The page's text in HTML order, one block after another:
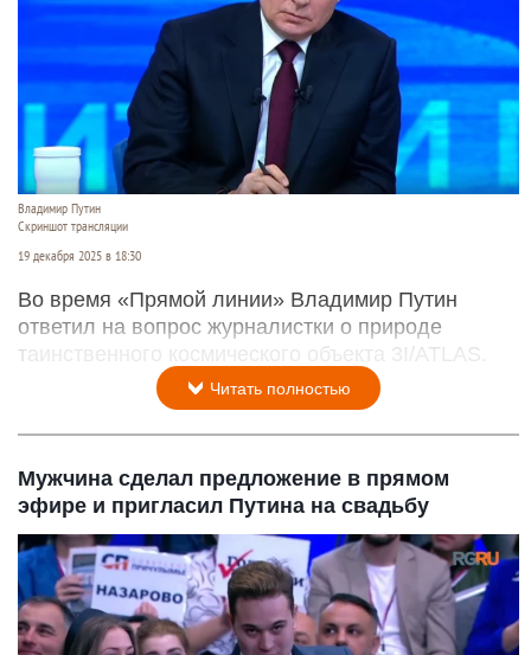
Владимир Путин
Скриншот трансляции
19 декабря 2025 в 18:30
Во время «Прямой линии» Владимир Путин
ответил на вопрос журналистки о природе
таинственного космического объекта 3I/ATLAS.
Читать полностью
Мужчина сделал предложение в прямом
эфире и пригласил Путина на свадьбу